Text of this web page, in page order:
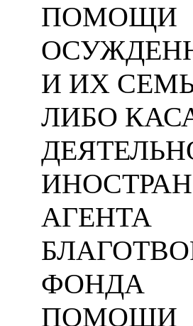
ПОМОЩИ
И ИХ
ЛИБО
АГЕНТА
ФОНДА
ПОМОЩИ